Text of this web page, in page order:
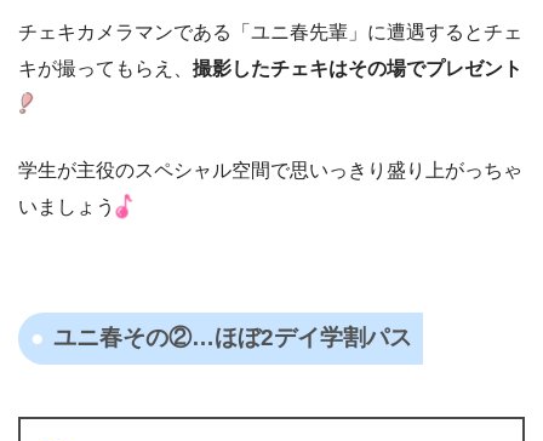
チェキカメラマンである「ユニ春先輩」に遭遇するとチェ
キが撮ってもらえ、 撮影したチェキはその場でプレゼント
学生が主役のスペシャル空間で思いっきり盛り上がっちゃ
いましょう
ユニ春その②…ほぼ2デイ学割パス